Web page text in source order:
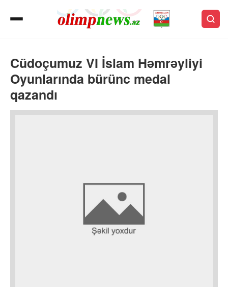
Cüdoçumuz VI İslam Həmrəyliyi
Oyunlarında bürünc medal
qazandı